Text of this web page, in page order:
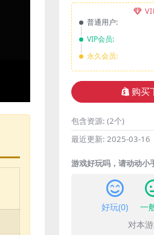
普通用户:
VIP会员:
永久会员:
购买
包含资源: (2个)
最近更新: 2025-03-16
游戏好玩吗，请动动小
好玩(0) 一
对本